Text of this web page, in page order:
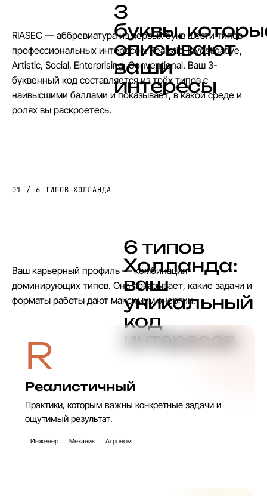
3
буквы, которы
описывают
ваши
интересы
RIASEC — аббревиатура из первых букв шести типов
профессиональных интересов: Realistic, Investigative,
Artistic, Social, Enterprising, Conventional. Ваш 3-
буквенный код составляется из трёх типов с
наивысшими баллами и показывает, в какой среде и
ролях вы раскроетесь.
01 / 6 ТИПОВ ХОЛЛАНДА
6типов
Холланда:
ваш
уникальный
код
интересов
Ваш карьерный профиль — комбинация
доминирующих типов. Она показывает, какие задачи и
форматы работы дают максимум энергии.
R
Реалистичный
Практики, которым важны конкретные задачи и
ощутимый результат.
Инженер Механик Агроном